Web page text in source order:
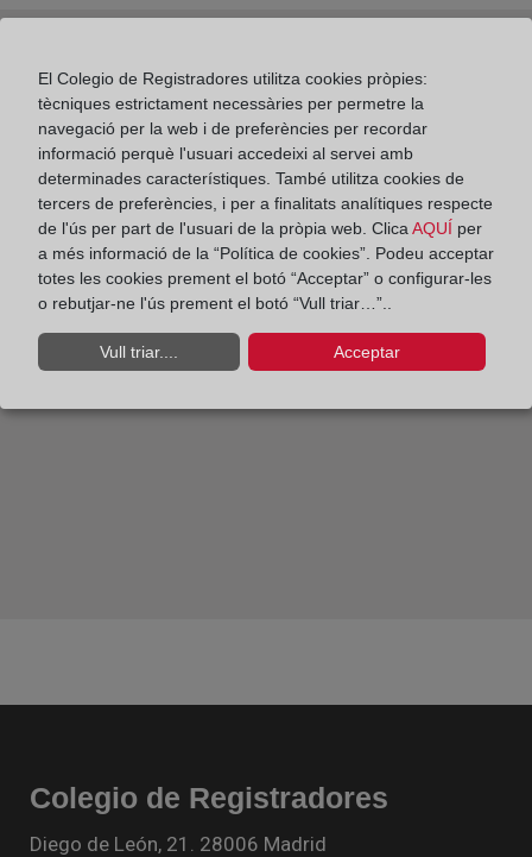
¿Para qué sirve el Registro de la Propiedad?
Ventajas de inscribir y riesgos de no hacerlo
¿Qué es y cómo funciona el nuevo Registro Público
Concursal?
Colegio de Registradores
Diego de León, 21. 28006 Madrid
El Colegio de Registradores utilitza cookies pròpies:
tècniques estrictament necessàries per permetre la
navegació per la web i de preferències per recordar
informació perquè l'usuari accedeixi al servei amb
determinades característiques. També utilitza cookies de
tercers de preferències, i per a finalitats analítiques respecte
de l'ús per part de l'usuari de la pròpia web. ClicaAQUÍ per
a més informació de la “Política de cookies”. Podeu acceptar
totes les cookies prement el botó “Acceptar” o configurar-les
o rebutjar-ne l'ús prement el botó “Vull triar…”..
Vull triar.... Acceptar